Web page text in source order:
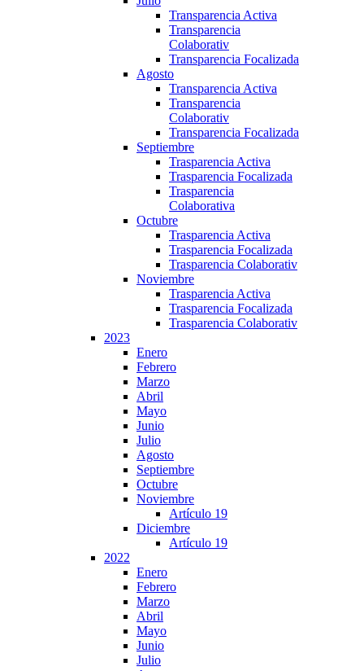
Transparencia Activa
Transparencia
Colaborativ
Transparencia Focalizada
Agosto
Transparencia Activa
Transparencia
Colaborativ
Transparencia Focalizada
Septiembre
Trasparencia Activa
Trasparencia Focalizada
Trasparencia
Colaborativa
Octubre
Trasparencia Activa
Trasparencia Focalizada
Trasparencia Colaborativ
Noviembre
Trasparencia Activa
Trasparencia Focalizada
Trasparencia Colaborativ
2023
Enero
Febrero
Marzo
Abril
Mayo
Junio
Julio
Agosto
Septiembre
Octubre
Noviembre
Artículo 19
Diciembre
Artículo 19
2022
Enero
Febrero
Marzo
Abril
Mayo
Junio
Julio